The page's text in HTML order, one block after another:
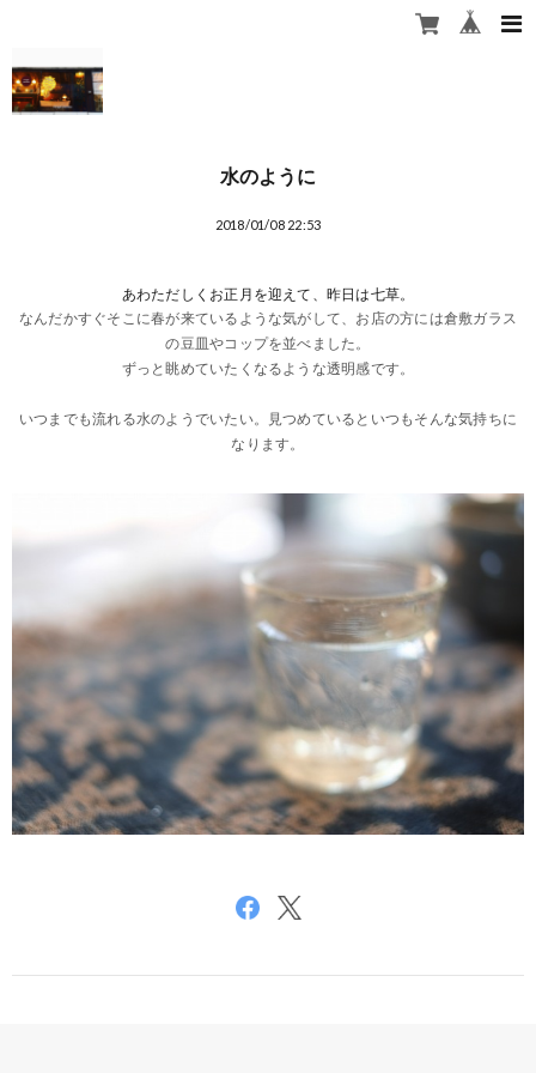
水のように
2018/01/08 22:53
あわただしくお正月を迎えて、昨日は七草。
なんだかすぐそこに春が来ているような気がして、お店の方には倉敷ガラス
の豆皿やコップを並べました。
ずっと眺めていたくなるような透明感です。
いつまでも流れる水のようでいたい。見つめているといつもそんな気持ちに
なります。